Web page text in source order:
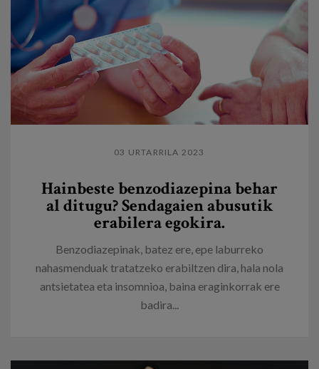
03 URTARRILA 2023
Hainbeste benzodiazepina behar
al ditugu? Sendagaien abusutik
erabilera egokira.
Benzodiazepinak, batez ere, epe laburreko
nahasmenduak tratatzeko erabiltzen dira, hala nola
antsietatea eta insomnioa, baina eraginkorrak ere
badira...